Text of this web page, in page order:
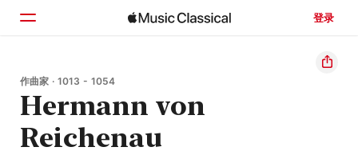
登录
主页
浏览
搜索
作曲家 · 1013 - 1054
Hermann von
Reichenau